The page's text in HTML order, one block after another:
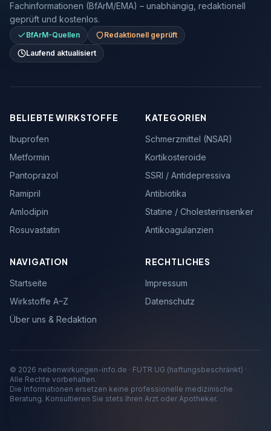
Fachinformationen (BfArM/EMA) – unabhängig, redaktionell
geprüft und kostenlos.
BfArM-Quellen
Redaktionell geprüft
Laufend aktualisiert
BELIEBTE WIRKSTOFFE
Ibuprofen
Metformin
Pantoprazol
Ramipril
Amlodipin
Rosuvastatin
KATEGORIEN
Schmerzmittel (NSAR)
Kortikosteroide
SSRI / Antidepressiva
Antibiotika
Statine / Cholesterinsenker
Antikoagulanzien
NAVIGATION
Startseite
Wirkstoffe A–Z
Über uns & Redaktion
RECHTLICHES
Impressum
Datenschutz
© 2026 nebenwirkungen-info.de · FUTR UG (haftungsbeschränkt) ·
Alle Rechte vorbehalten.
Die Informationen ersetzen keine professionelle medizinische
Beratung. Konsultieren Sie stets Ihren Arzt oder Apotheker.